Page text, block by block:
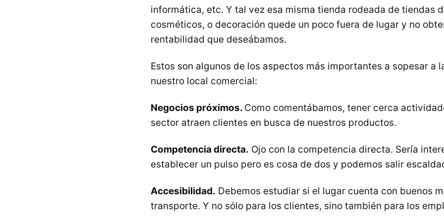
informática, etc. Y tal vez esa misma tienda rodeada de tiendas
cosméticos, o decoración quede un poco fuera de lugar y no
rentabilidad que deseábamos.
Estos son algunos de los aspectos más importantes a sopesar a
nuestro local comercial:
Negocios próximos. Como comentábamos, tener cerca
sector atraen clientes en busca de nuestros productos.
Competencia directa. Ojo con la competencia directa. Sería
establecer un pulso pero es cosa de dos y podemos salir
Accesibilidad. Debemos estudiar si el lugar cuenta con buenos
transporte. Y no sólo para los clientes, sino también para los